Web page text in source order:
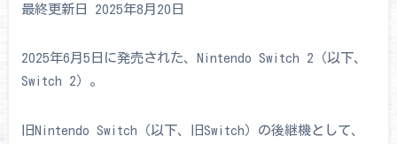
最終更新日 2025年8月20日
2025年6月5日に発売された、Nintendo Switch 2（以下、
Switch 2）。
旧Nintendo Switch（以下、旧Switch）の後継機として、